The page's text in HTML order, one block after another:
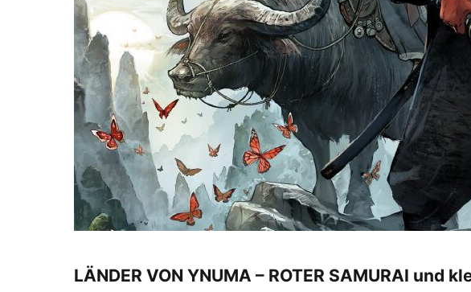
LÄNDER VON YNUMA – ROTER SAMURAI und